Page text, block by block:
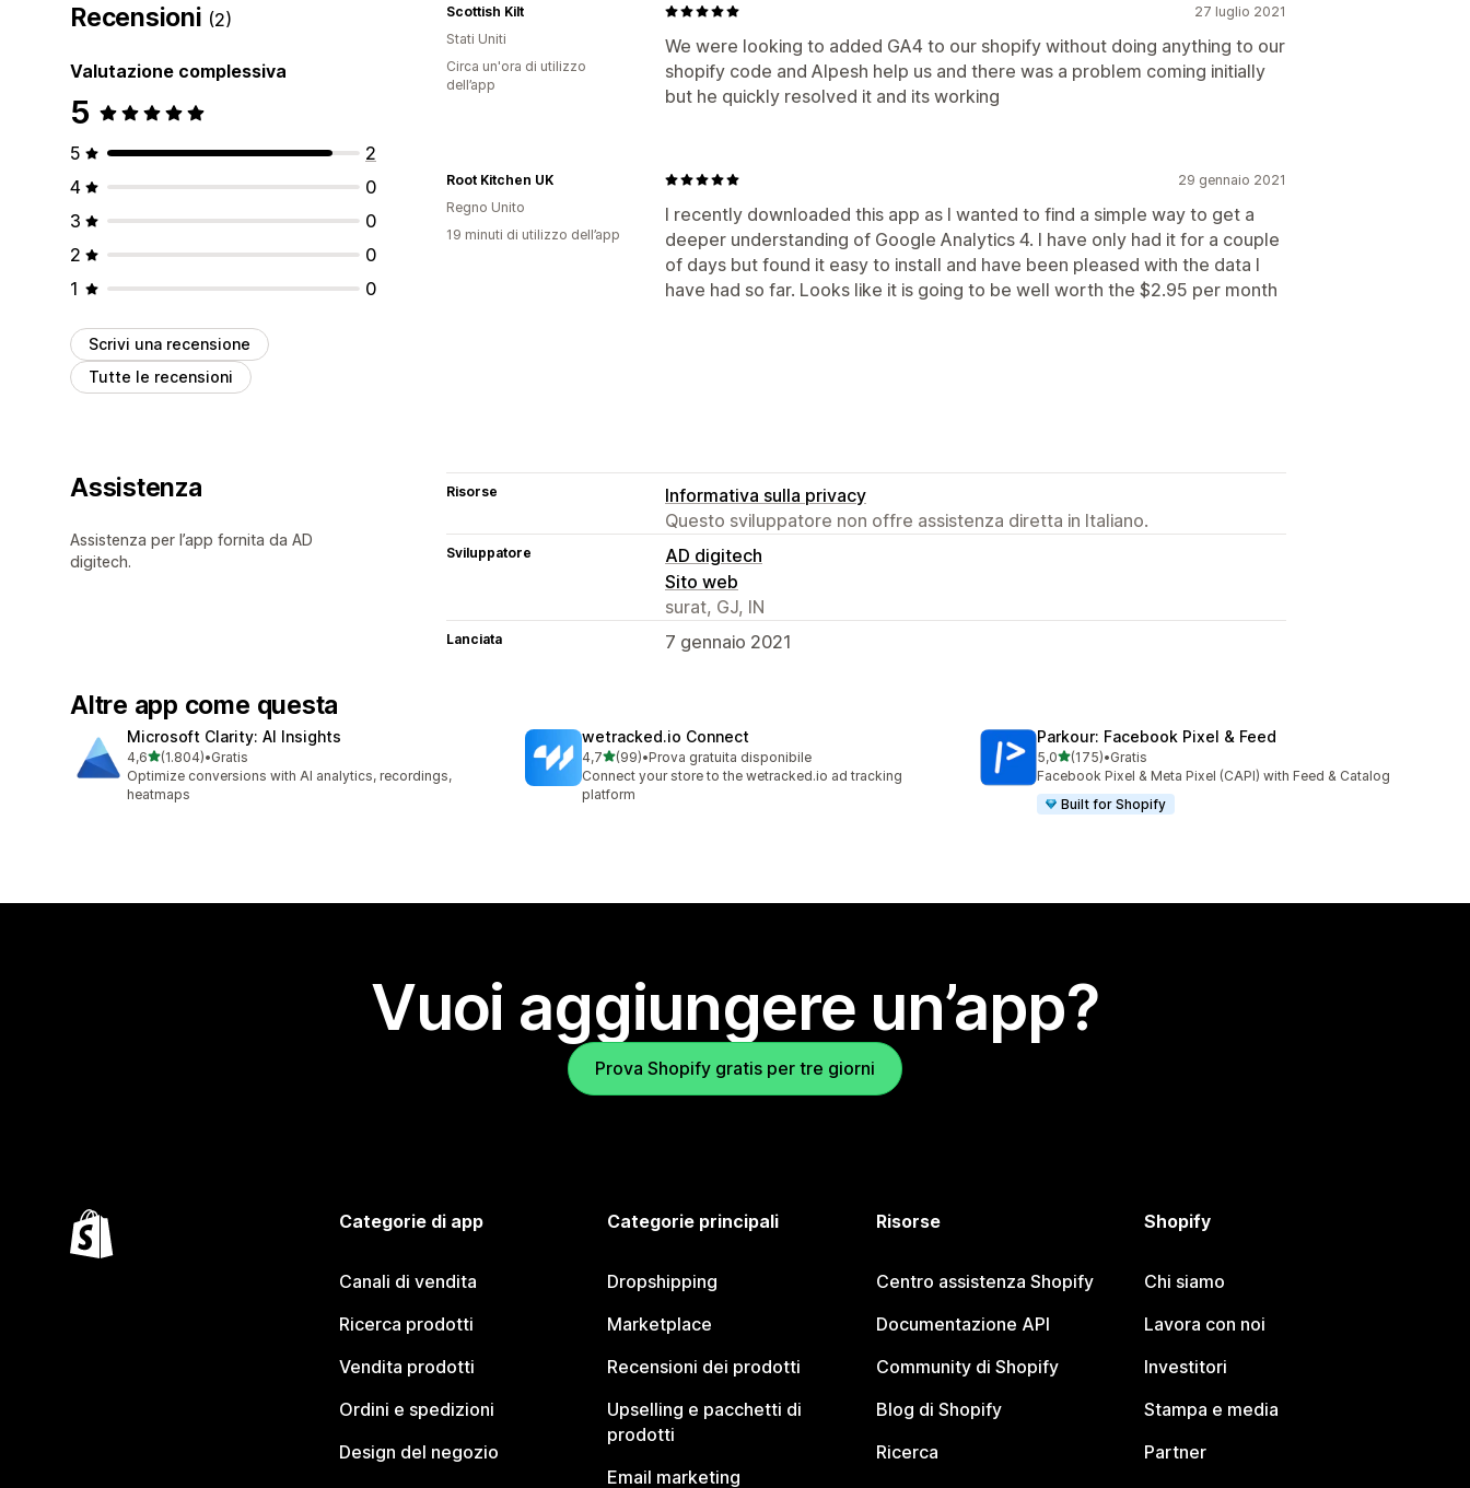
Recensioni (2)
Valutazione complessiva
5
5
2
4
0
3
0
2
0
1
0
Scrivi una recensione
Tutte le recensioni
27 luglio 2021
We were looking to added GA4 to our shopify without doing anything to our
shopify code and Alpesh help us and there was a problem coming initially
but he quickly resolved it and its working
Scottish Kilt
Stati Uniti
Circa un'ora di utilizzo
dell’app
29 gennaio 2021
I recently downloaded this app as I wanted to find a simple way to get a
deeper understanding of Google Analytics 4. I have only had it for a couple
of days but found it easy to install and have been pleased with the data I
have had so far. Looks like it is going to be well worth the $2.95 per month
Root Kitchen UK
Regno Unito
19 minuti di utilizzo dell’app
Assistenza
Assistenza per l’app fornita da AD
digitech.
Risorse
Informativa sulla privacy
Questo sviluppatore non offre assistenza diretta in Italiano.
Sviluppatore
AD digitech
Sito web
surat, GJ, IN
Lanciata 7 gennaio 2021
Altre app come questa
Microsoft Clarity: AI Insights
4,6stelle su 5
(1.804)
1804 recensioni totali
•Gratis
Optimize conversions with AI analytics, recordings,
heatmaps
wetracked.io Connect
4,7stelle su 5
(99)
99 recensioni totali
•Prova gratuita disponibile
Connect your store to the wetracked.io ad tracking
platform
Parkour: Facebook Pixel & Feed
5,0stelle su 5
(175)
175 recensioni totali
•Gratis
Facebook Pixel & Meta Pixel (CAPI) with Feed & Catalog
Built for Shopify
Vuoi aggiungere un’app?
Prova Shopify gratis per tre giorni
Categorie di app
Canali di vendita
Ricerca prodotti
Vendita prodotti
Ordini e spedizioni
Design del negozio
Categorie principali
Dropshipping
Marketplace
Recensioni dei prodotti
Upselling e pacchetti di
prodotti
Email marketing
Risorse
Centro assistenza Shopify
Documentazione API
Community di Shopify
Blog di Shopify
Ricerca
Shopify
Chi siamo
Lavora con noi
Investitori
Stampa e media
Partner